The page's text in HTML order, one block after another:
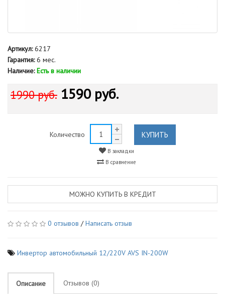
Артикул:6217
Гарантия:6 мес.
Наличие: Есть в наличии
1990 руб. 1590 руб.
Количество КУПИТЬ
В закладки
В сравнение
МОЖНО КУПИТЬ В КРЕДИТ
0 отзывов /Написать отзыв
Инвертор автомобильный 12/220V AVS IN-200W
Описание Отзывов (0)